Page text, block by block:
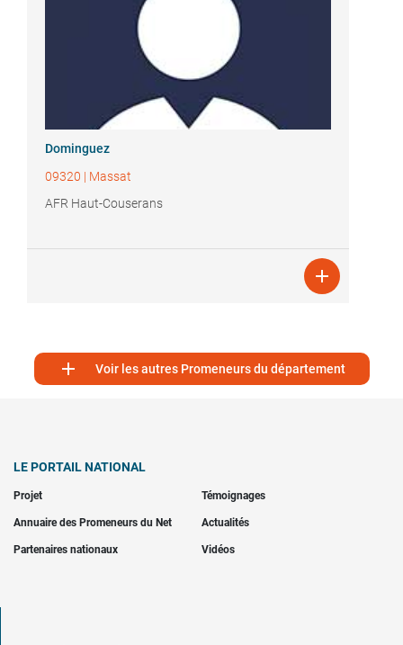
Dominguez
09320 | Massat
AFR Haut-Couserans

 Voir les autres Promeneurs du département
LE PORTAIL NATIONAL
Projet Témoignages
Annuaire des Promeneurs du Net Actualités
Partenaires nationaux Vidéos